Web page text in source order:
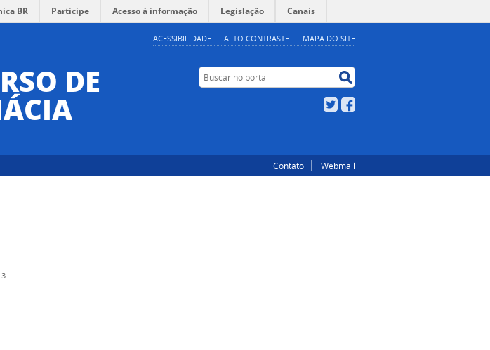
ACESSIBILIDADE ALTO CONTRASTE MAPA DO SITE
BR Participe Acesso à informação Legislação Canais
DE Buscar no portal
Twitter
Contato Webmail